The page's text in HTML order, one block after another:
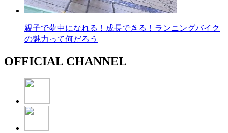
親子で夢中になれる！成長できる！ランニングバイク
の魅力って何だろう
OFFICIAL CHANNEL